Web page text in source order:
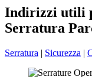
Indirizzi utili
Serratura
Serratura | Sicurezza |